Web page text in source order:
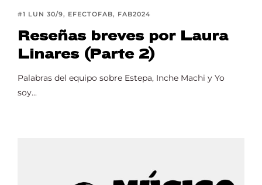
#1 LUN 30/9 EFECTOFAB FAB2024
Reseñas breves por Laura
Linares (Parte 2)
Palabras del equipo sobre Estepa, Inche Machi y Yo
soy...